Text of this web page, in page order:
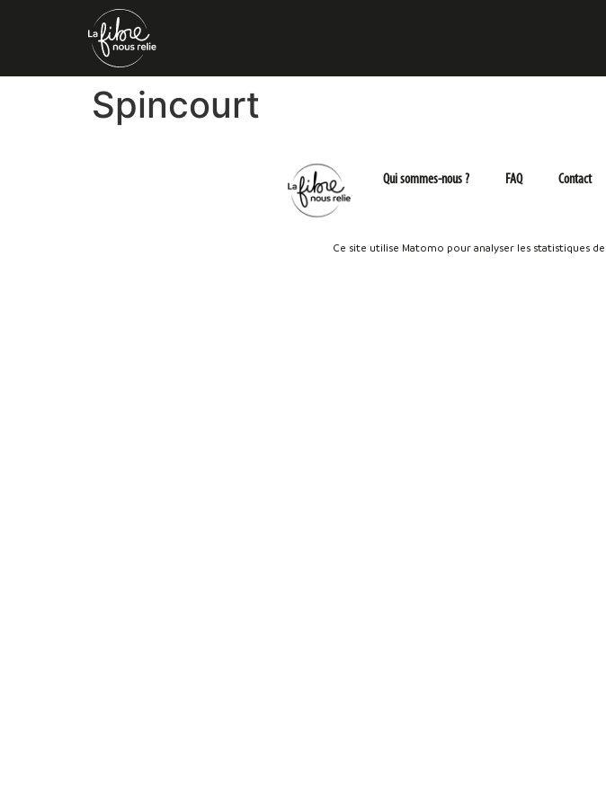
Spincourt
Qui sommes-nous ? FAQ Contact
Ce site utilise Matomo pour analyser les statistiques